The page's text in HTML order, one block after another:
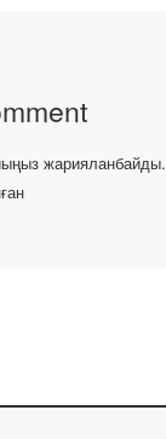
жарияланбайды.